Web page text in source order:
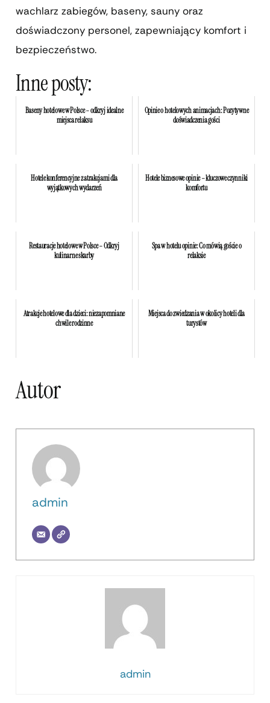
wachlarz zabiegów, baseny, sauny oraz
doświadczony personel, zapewniający komfort i
bezpieczeństwo.
Inne posty:
Baseny hotelowe w Polsce – odkryj idealne
miejsca relaksu
Opinie o hotelowych animacjach: Pozytywne
doświadczenia gości
Hotele konferencyjne z atrakcjami dla
wyjątkowych wydarzeń
Hotele biznesowe opinie – kluczowe czynniki
komfortu
Restauracje hotelowe w Polsce – Odkryj
kulinarne skarby
Spa w hotelu opinie: Co mówią goście o
relaksie
Atrakcje hotelowe dla dzieci: niezapomniane
chwile rodzinne
Miejsca do zwiedzania w okolicy hoteli dla
turystów
Autor
admin
admin